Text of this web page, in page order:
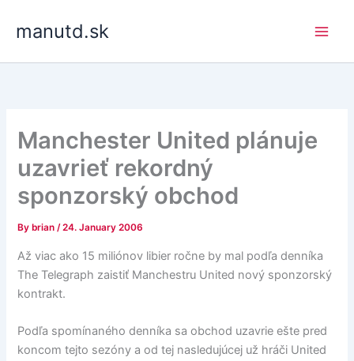
manutd.sk
Manchester United plánuje
uzavrieť rekordný
sponzorský obchod
By brian/24. January 2006
Až viac ako 15 miliónov libier ročne by mal podľa denníka
The Telegraph zaistiť Manchestru United nový sponzorský
kontrakt.
Podľa spomínaného denníka sa obchod uzavrie ešte pred
koncom tejto sezóny a od tej nasledujúcej už hráči United